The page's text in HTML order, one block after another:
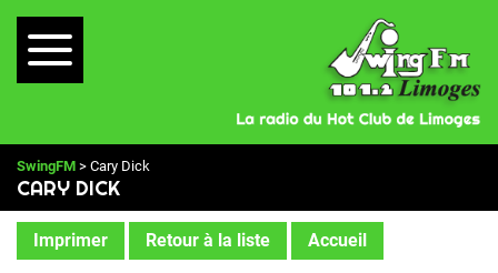
SwingFM > Cary Dick
CARY DICK
Imprimer Retour à la liste Accueil